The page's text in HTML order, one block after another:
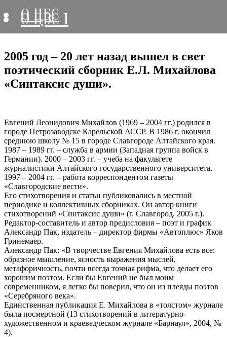
О ЦБС
О ЦБС 1
2005 год – 20 лет назад вышел в свет
поэтический сборник Е.Л. Михайлова
«Синтаксис души».
Евгений Леонидович Михайлов (1969 – 2004 гг.) родился в
городе Петрозаводске Карельской АССР. В 1986 г. окончил
среднюю школу № 15 в городе Славгороде Алтайского края.
1987 – 1989 гг. – служба в армии (Западная группа войск в
Германии). 2000 – 2003 гг. – учеба на факультете
журналистики Алтайского государственного университета.
1997 – 2004 гг. – работа корреспондентом газеты
«Славгородские вести».
Его стихотворения и статьи публиковались в местной
периодике и коллективных сборниках. Он автор книги
стихотворений «Синтаксис души» (г. Славгород, 2005 г.).
Редактор-составитель и автор предисловия – поэт и график
Александр Пак, издатель – директор фирмы «Автоплюс» Яков
Гринемаер.
Александр Пак: «В творчестве Евгения Михайлова есть все:
образное мышление, ясность выражения мыслей,
метафоричность, почти всегда точная рифма, что делает его
хорошим поэтом. Если бы Евгений не был моим
современником, я легко бы поверил, что он из плеяды поэтов
«Серебряного века».
Единственная публикация Е. Михайлова в «толстом» журнале
была посмертной (13 стихотворений в литературно-
художественном и краеведческом журнале «Барнаул», 2004, №
4).